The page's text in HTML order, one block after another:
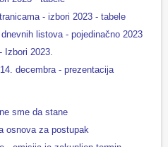
- izbori 2023 - tabele
listova - pojedinačno 2023
Izbori 2023.
decembra - prezentacija
sme da stane
osnova za postupak